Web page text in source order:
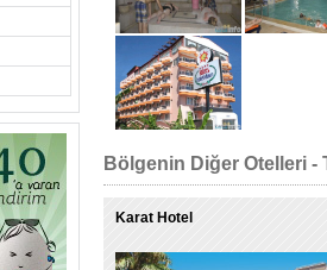
Bölgenin Diğer Otelleri -
Karat Hotel